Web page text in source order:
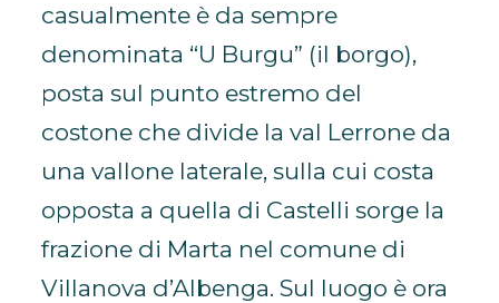
casualmente è da sempre
denominata “U Burgu” (il borgo),
posta sul punto estremo del
costone che divide la val Lerrone da
una vallone laterale, sulla cui costa
opposta a quella di Castelli sorge la
frazione di Marta nel comune di
Villanova d’Albenga. Sul luogo è ora